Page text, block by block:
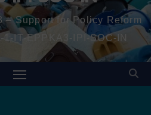
– Support for Policy Reform
IT-EPPKA3-IPI-SOC-IN